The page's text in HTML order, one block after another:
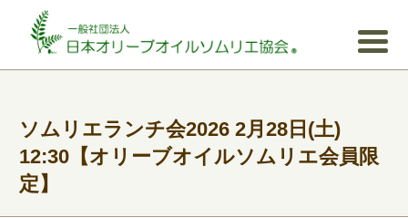
ソムリエランチ会2026 2月28日(土)
12:30【オリーブオイルソムリエ会員限
定】